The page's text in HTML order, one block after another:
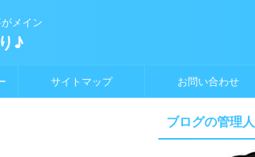
メイン
♪
サイトマップ お問い合わせ
ブログの管理人